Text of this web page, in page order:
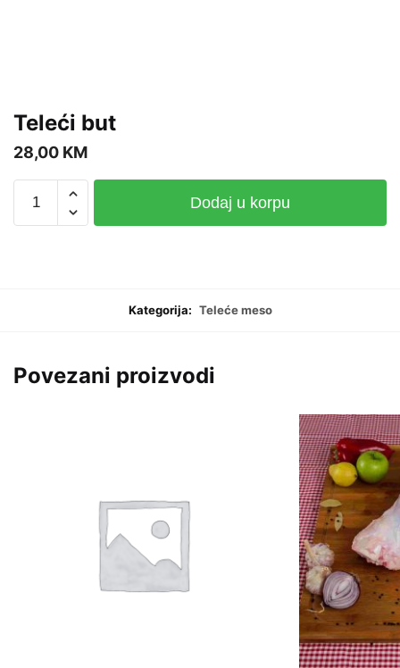
Teleći but
28,00 KM
but
količina
Dodaj u korpu
Kategorija: Teleće meso
Povezani proizvodi